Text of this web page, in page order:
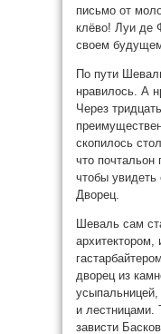
письмо от
клёво! Луи де
своем
По пути
нравилось. А
Через
скопилось
что почтальон
чтобы
Дворец.
Шеваль сам
дворец из
и лестницами.
зависти